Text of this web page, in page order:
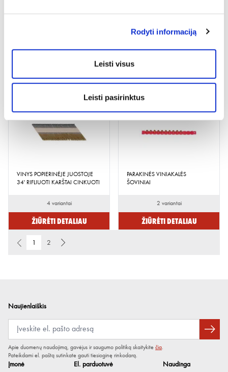
Rodyti informaciją
Leisti visus
Leisti pasirinktus
Žiūrėti detaliau
UNIVERSALI VINIS PARAKINEI
Žiūrėti detaliau
VINYS POPIERINĖJE JUOSTOJE
34' RIFLIUOTI KARŠTAI CINKUOTI
4 variantai
Žiūrėti detaliau
PARAKINĖS VINIAKALĖS
ŠOVINIAI
2 variantai
Žiūrėti detaliau
1 2
Įmonė El. parduotuvė Naudinga
Naujienlaiškis
Apie duomenų naudojimą, gavėjus ir saugumo politiką skaitykite čia.
Pateikdami el. paštą sutinkate gauti tiesioginę rinkodarą.